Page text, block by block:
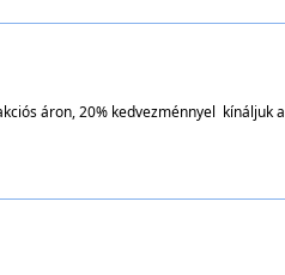
áron, 20% kedvezménnyel kínáljuk a